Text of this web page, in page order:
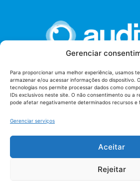
Gerenciar
Para proporcionar uma melhor experiência, usamos
armazenar e/ou acessar informações do dispositivo.
tecnologias nos permite processar dados como
IDs exclusivos neste site. O não consentimento ou a
pode afetar negativamente determinados recursos e
Gerenciar serviços
Aceitar
Rejeitar
União dos Auditores Federais de
AUDITAR
Setor de Administração Federal Sul
Tribunal de Contas da União (TCU),
Termos de uso